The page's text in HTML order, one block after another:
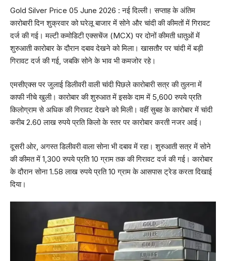
Gold Silver Price 05 June 2026 : नई दिल्ली। सप्ताह के अंतिम
कारोबारी दिन शुक्रवार को घरेलू बाजार में सोने और चांदी की कीमतों में गिरावट
दर्ज की गई। मल्टी कमोडिटी एक्सचेंज (MCX) पर दोनों कीमती धातुओं में
शुरुआती कारोबार के दौरान दबाव देखने को मिला। खासतौर पर चांदी में बड़ी
गिरावट दर्ज की गई, जबकि सोने के भाव भी कमजोर रहे।
एमसीएक्स पर जुलाई डिलीवरी वाली चांदी पिछले कारोबारी सत्र की तुलना में
काफी नीचे खुली। कारोबार की शुरुआत में इसके दाम में 5,600 रुपये प्रति
किलोग्राम से अधिक की गिरावट देखने को मिली। वहीं सुबह के कारोबार में चांदी
करीब 2.60 लाख रुपये प्रति किलो के स्तर पर कारोबार करती नजर आई।
दूसरी ओर, अगस्त डिलीवरी वाला सोना भी दबाव में रहा। शुरुआती सत्र में सोने
की कीमत में 1,300 रुपये प्रति 10 ग्राम तक की गिरावट दर्ज की गई। कारोबार
के दौरान सोना 1.58 लाख रुपये प्रति 10 ग्राम के आसपास ट्रेड करता दिखाई
दिया।